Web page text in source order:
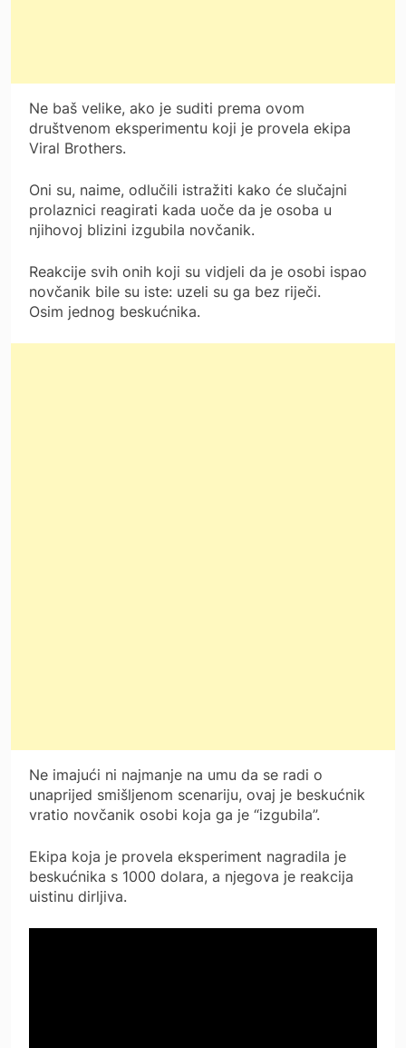
Ne baš velike, ako je suditi prema ovom
društvenom eksperimentu koji je provela ekipa
Viral Brothers.
Oni su, naime, odlučili istražiti kako će slučajni
prolaznici reagirati kada uoče da je osoba u
njihovoj blizini izgubila novčanik.
Reakcije svih onih koji su vidjeli da je osobi ispao
novčanik bile su iste: uzeli su ga bez riječi.
Osim jednog beskućnika.
Ne imajući ni najmanje na umu da se radi o
unaprijed smišljenom scenariju, ovaj je beskućnik
vratio novčanik osobi koja ga je “izgubila”.
Ekipa koja je provela eksperiment nagradila je
beskućnika s 1000 dolara, a njegova je reakcija
uistinu dirljiva.